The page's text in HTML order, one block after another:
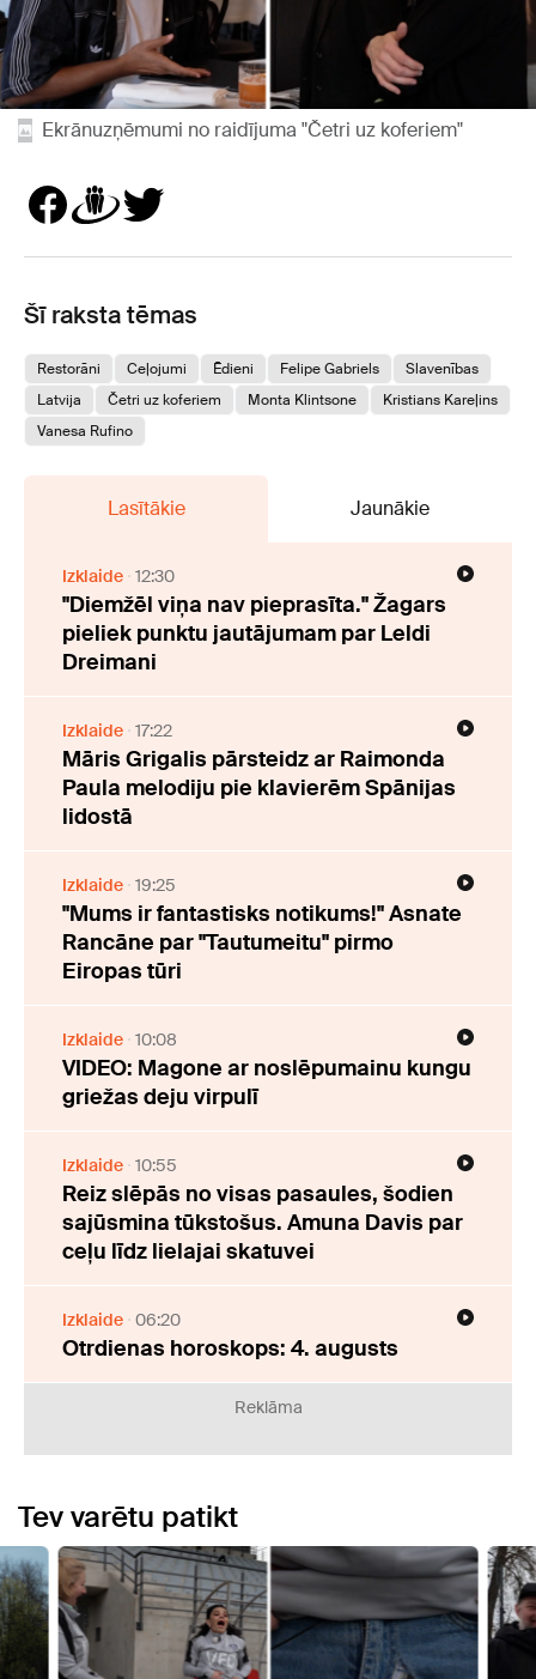
Ekrānuzņēmumi no raidījuma "Četri uz koferiem"
Šī raksta tēmas
Restorāni Ceļojumi Ēdieni Felipe Gabriels
Slavenības
Latvija
Četri uz koferiem Monta Klintsone
Kristians Kareļins
Vanesa Rufino
Lasītākie Jaunākie
Izklaide 12:30
"Diemžēl viņa nav pieprasīta." Žagars
pieliek punktu jautājumam par Leldi
Dreimani
Izklaide 17:22
Māris Grigalis pārsteidz ar Raimonda
Paula melodiju pie klavierēm Spānijas
lidostā
Izklaide 19:25
"Mums ir fantastisks notikums!" Asnate
Rancāne par "Tautumeitu" pirmo
Eiropas tūri
Izklaide 10:08
VIDEO: Magone ar noslēpumainu kungu
griežas deju virpulī
Izklaide 10:55
Reiz slēpās no visas pasaules, šodien
sajūsmina tūkstošus. Amuna Davis par
ceļu līdz lielajai skatuvei
Izklaide 06:20
Otrdienas horoskops: 4. augusts
Reklāma
Tev varētu patikt